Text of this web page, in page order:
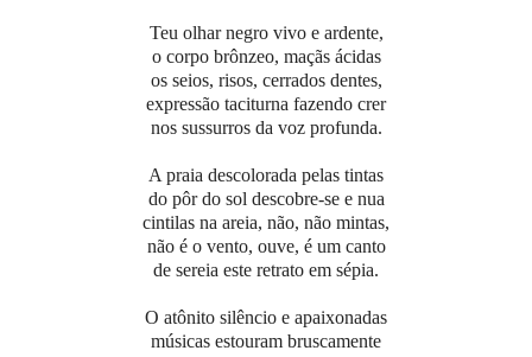
Teu olhar negro vivo e ardente,
o corpo brônzeo, maçãs ácidas
os seios, risos, cerrados dentes,
expressão taciturna fazendo crer
nos sussurros da voz profunda.
A praia descolorada pelas tintas
do pôr do sol descobre-se e nua
cintilas na areia, não, não mintas,
não é o vento, ouve, é um canto
de sereia este retrato em sépia.
O atônito silêncio e apaixonadas
músicas estouram bruscamente